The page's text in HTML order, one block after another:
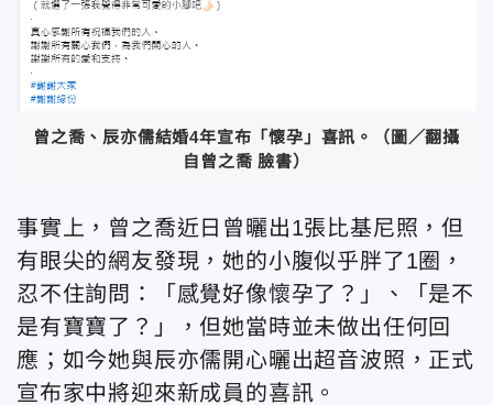
曾之喬、辰亦儒結婚4年宣布「懷孕」喜訊。（圖／翻攝
自曾之喬 臉書）
事實上，曾之喬近日曾曬出1張比基尼照，但
有眼尖的網友發現，她的小腹似乎胖了1圈，
忍不住詢問：「感覺好像懷孕了？」、「是不
是有寶寶了？」，但她當時並未做出任何回
應；如今她與辰亦儒開心曬出超音波照，正式
宣布家中將迎來新成員的喜訊。